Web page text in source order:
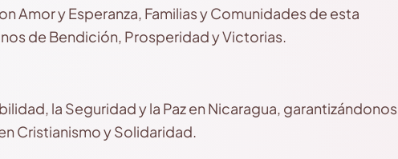
Amor y Esperanza, Familias y Comunidades de esta
de Bendición, Prosperidad y Victorias.
la Seguridad y la Paz en Nicaragua, garantizándonos
Cristianismo y Solidaridad.